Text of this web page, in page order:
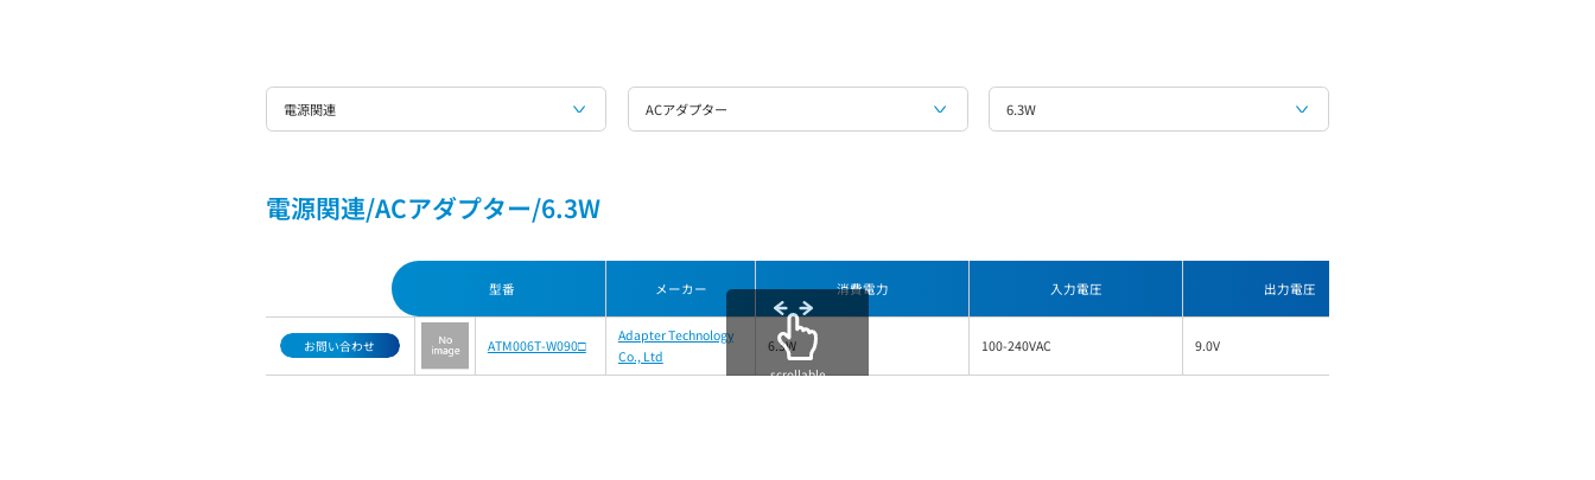
電源関連 ACアダプター 6.3W
電源関連/ACアダプター/6.3W
型番 メーカー 消費電力 入力電圧 出力電圧
お問い合わせ ATM006T-W090□
Adapter Technology
Co., Ltd
6.3W 100-240VAC 9.0V
scrollable